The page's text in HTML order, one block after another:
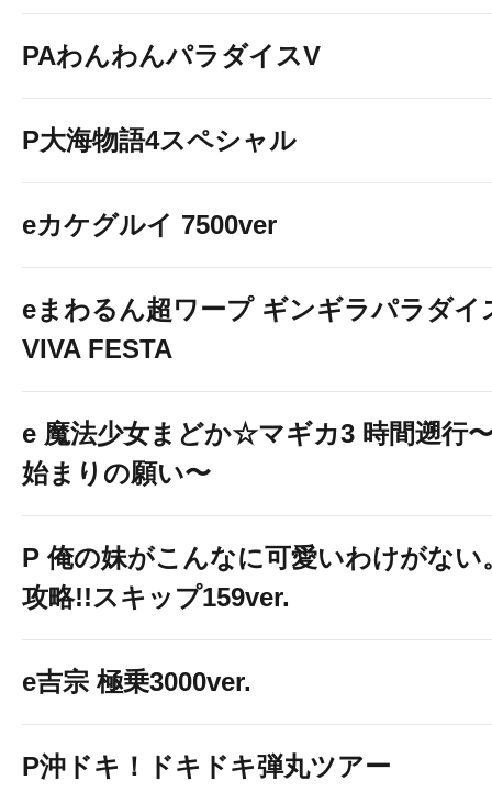
PAわんわんパラダイスV
P大海物語4スペシャル
eカケグルイ 7500ver
eまわるん超ワープ ギンギラパラダイ
VIVA FESTA
e 魔法少女まどか☆マギカ3 時間遡行
始まりの願い〜
P 俺の妹がこんなに可愛いわけがない
攻略!!スキップ159ver.
e吉宗 極乗3000ver.
P沖ドキ！ドキドキ弾丸ツアー